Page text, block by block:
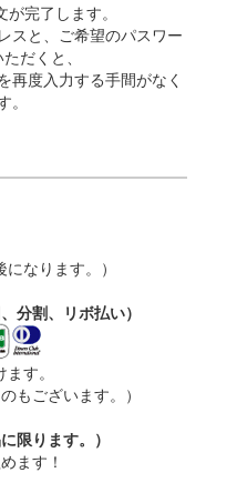
完了します。
スと、ご希望のパスワー
だくと、
再度入力する手間がなく
。
なります。）
分割、リボ払い）
す。
もございます。）
限ります。）
ます！